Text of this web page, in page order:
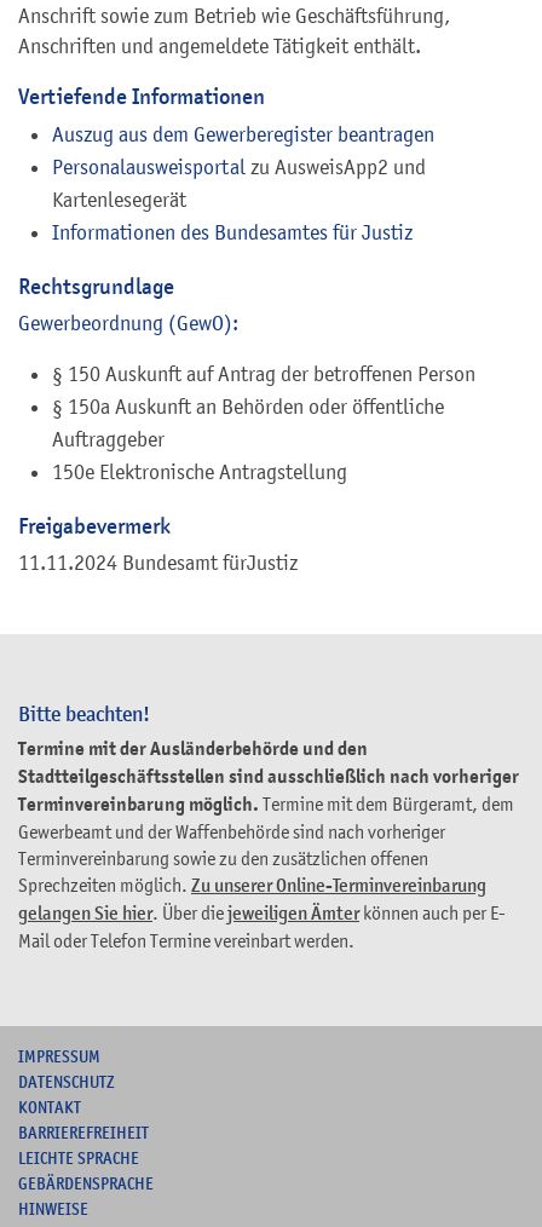
Bitte beachten!
Termine mit der Ausländerbehörde und den
Stadtteilgeschäftsstellen sind ausschließlich nach vorheriger
Terminvereinbarung möglich. Termine mit dem Bürgeramt, dem
Gewerbeamt und der Waffenbehörde sind nach vorheriger
Terminvereinbarung sowie zu den zusätzlichen offenen
Sprechzeiten möglich. Zu unserer Online-Terminvereinbarung
gelangen Sie hier. Über diejeweiligen Ämterkönnen auch per E-
Mail oder Telefon Termine vereinbart werden.
Anschrift sowie zum Betrieb wie Geschäftsführung,
Anschriften und angemeldete Tätigkeit enthält.
Vertiefende Informationen
Auszug aus dem Gewerberegister beantragen
Personalausweisportal zu AusweisApp2 und
Kartenlesegerät
Informationen des Bundesamtes für Justiz
Rechtsgrundlage
Gewerbeordnung (GewO):
§ 150 Auskunft auf Antrag der betroffenen Person
§ 150a Auskunft an Behörden oder öffentliche
Auftraggeber
150e Elektronische Antragstellung
Freigabevermerk
11.11.2024 Bundesamt fürJustiz
IMPRESSUM
DATENSCHUTZ
KONTAKT
BARRIEREFREIHEIT
LEICHTE SPRACHE
GEBÄRDENSPRACHE
HINWEISE